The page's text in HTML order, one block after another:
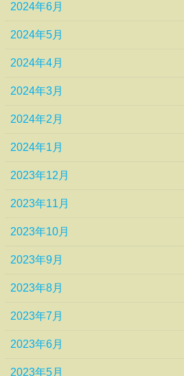
2024年6月
2024年5月
2024年4月
2024年3月
2024年2月
2024年1月
2023年12月
2023年11月
2023年10月
2023年9月
2023年8月
2023年7月
2023年6月
2023年5月